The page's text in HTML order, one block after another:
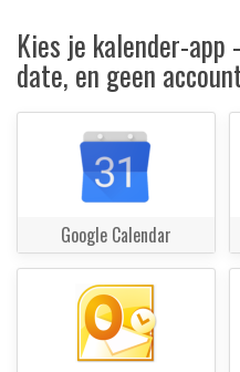
Kies je kalender-
date, en geen
Google Calendar